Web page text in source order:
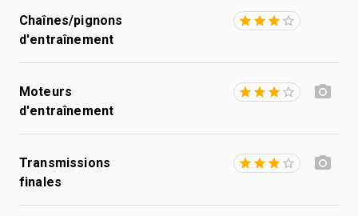
Chaînes/pignons
d'entraînement
Moteurs
d'entraînement
Transmissions
finales